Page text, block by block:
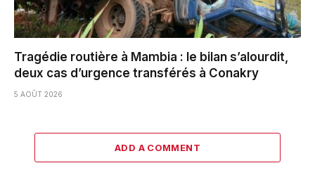
Tragédie routière à Mambia : le bilan s’alourdit,
deux cas d’urgence transférés à Conakry
5 AOÛT 2026
ADD A COMMENT